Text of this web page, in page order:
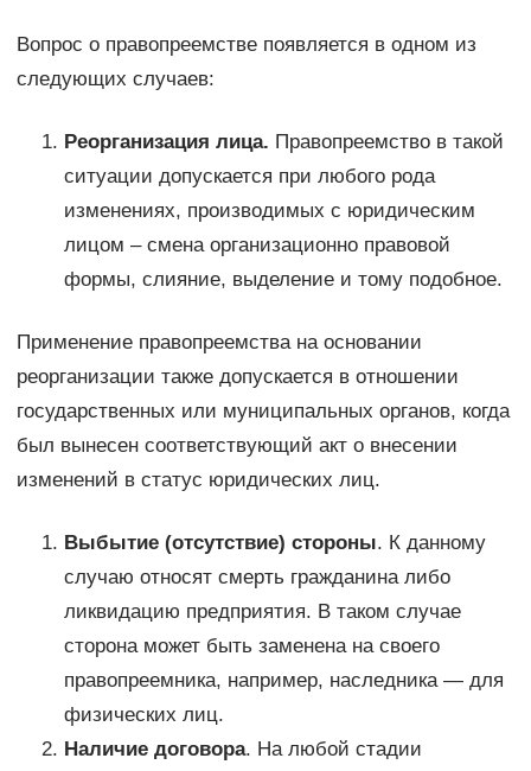
Вопрос о правопреемстве появляется в одном из
следующих случаев:
Реорганизация лица. Правопреемство в такой
ситуации допускается при любого рода
изменениях, производимых с юридическим
лицом – смена организационно правовой
формы, слияние, выделение и тому подобное.
Применение правопреемства на основании
реорганизации также допускается в отношении
государственных или муниципальных органов, когда
был вынесен соответствующий акт о внесении
изменений в статус юридических лиц.
Выбытие (отсутствие) стороны. К данному
случаю относят смерть гражданина либо
ликвидацию предприятия. В таком случае
сторона может быть заменена на своего
правопреемника, например, наследника — для
физических лиц.
Наличие договора. На любой стадии